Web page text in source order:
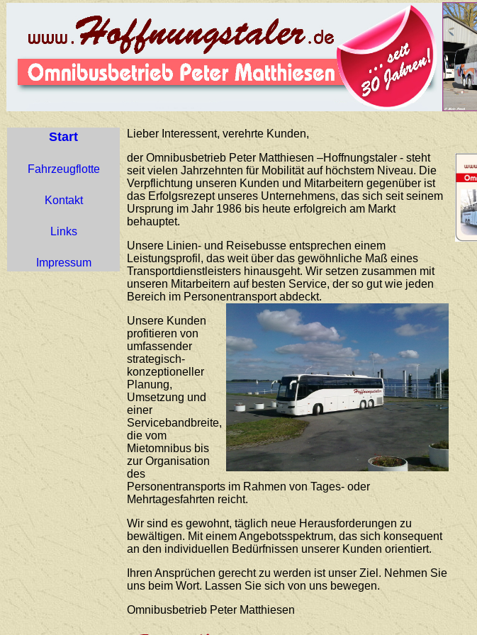
Start
Fahrzeugflotte
Kontakt
Links
Impressum
Lieber Interessent, verehrte Kunden,
der Omnibusbetrieb Peter Matthiesen –Hoffnungstaler - steht
seit vielen Jahrzehnten für Mobilität auf höchstem Niveau. Die
Verpflichtung unseren Kunden und Mitarbeitern gegenüber ist
das Erfolgsrezept unseres Unternehmens, das sich seit seinem
Ursprung im Jahr 1986 bis heute erfolgreich am Markt
behauptet.
Unsere Linien- und Reisebusse entsprechen einem
Leistungsprofil, das weit über das gewöhnliche Maß eines
Transportdienstleisters hinausgeht. Wir setzen zusammen mit
unseren Mitarbeitern auf besten Service, der so gut wie jeden
Bereich im Personentransport abdeckt.
Unsere Kunden
profitieren von
umfassender
strategisch-
konzeptioneller
Planung,
Umsetzung und
einer
Servicebandbreite,
die vom
Mietomnibus bis
zur Organisation
des
Personentransports im Rahmen von Tages- oder
Mehrtagesfahrten reicht.
Wir sind es gewohnt, täglich neue Herausforderungen zu
bewältigen. Mit einem Angebotsspektrum, das sich konsequent
an den individuellen Bedürfnissen unserer Kunden orientiert.
Ihren Ansprüchen gerecht zu werden ist unser Ziel. Nehmen Sie
uns beim Wort. Lassen Sie sich von uns bewegen.
Omnibusbetrieb Peter Matthiesen